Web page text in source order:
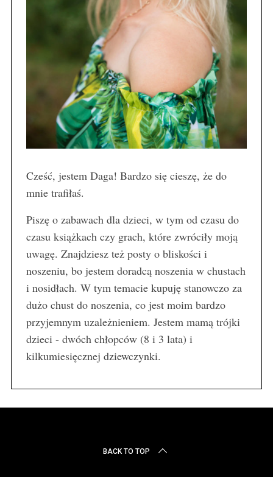
Cześć, jestem Daga! Bardzo się cieszę, że do
mnie trafiłaś.
Piszę o zabawach dla dzieci, w tym od czasu do
czasu książkach czy grach, które zwróciły moją
uwagę. Znajdziesz też posty o bliskości i
noszeniu, bo jestem doradcą noszenia w chustach
i nosidłach. W tym temacie kupuję stanowczo za
dużo chust do noszenia, co jest moim bardzo
przyjemnym uzależnieniem. Jestem mamą trójki
dzieci - dwóch chłopców (8 i 3 lata) i
kilkumiesięcznej dziewczynki.
BACK TO TOP